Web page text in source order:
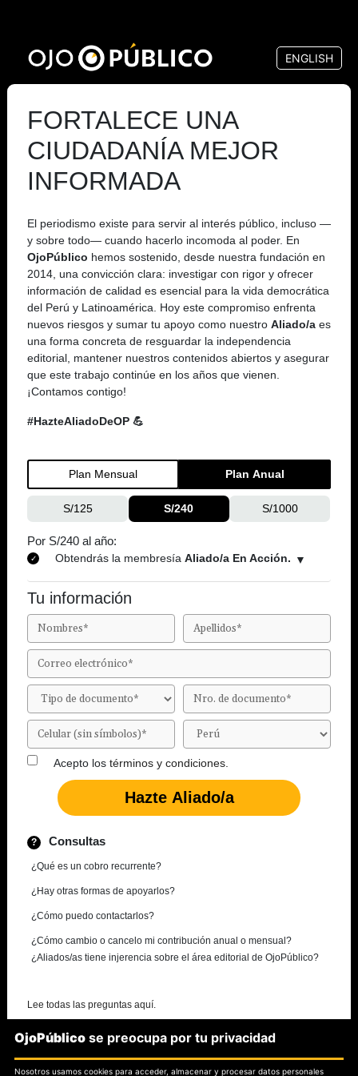
contenido
principal
ENGLISH
FORTALECE UNA
CIUDADANÍA MEJOR
INFORMADA
El periodismo existe para servir al interés público, incluso —
y sobre todo— cuando hacerlo incomoda al poder. En
OjoPúblico hemos sostenido, desde nuestra fundación en
2014, una convicción clara: investigar con rigor y ofrecer
información de calidad es esencial para la vida democrática
del Perú y Latinoamérica. Hoy este compromiso enfrenta
nuevos riesgos y sumar tu apoyo como nuestro Aliado/a es
una forma concreta de resguardar la independencia
editorial, mantener nuestros contenidos abiertos y asegurar
que este trabajo continúe en los años que vienen.
¡Contamos contigo!
#HazteAliadoDeOP 💪
Plan Mensual Plan Anual
S/125 S/240 S/1000
Por S/240 al año:
Obtendrás la membresía Aliado/a En Acción.
Tu información
Acepto los términos y condiciones.
Consultas
¿Qué es un cobro recurrente?
¿Hay otras formas de apoyarlos?
¿Cómo puedo contactarlos?
¿Cómo cambio o cancelo mi contribución anual o mensual?
¿Aliados/as tiene injerencia sobre el área editorial de OjoPúblico?
Lee todas las preguntas aquí.
¿Necesitas más información?
OjoPúblico se preocupa por tu privacidad
Nosotros usamos cookies para acceder, almacenar y procesar datos personales